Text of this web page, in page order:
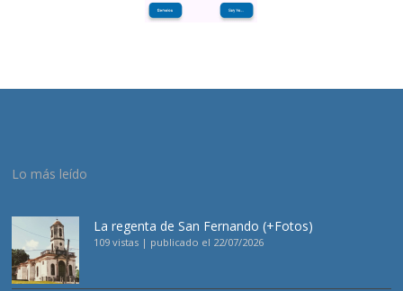
Lo más leído
La regenta de San Fernando (+Fotos)
109 vistas | publicado el 22/07/2026